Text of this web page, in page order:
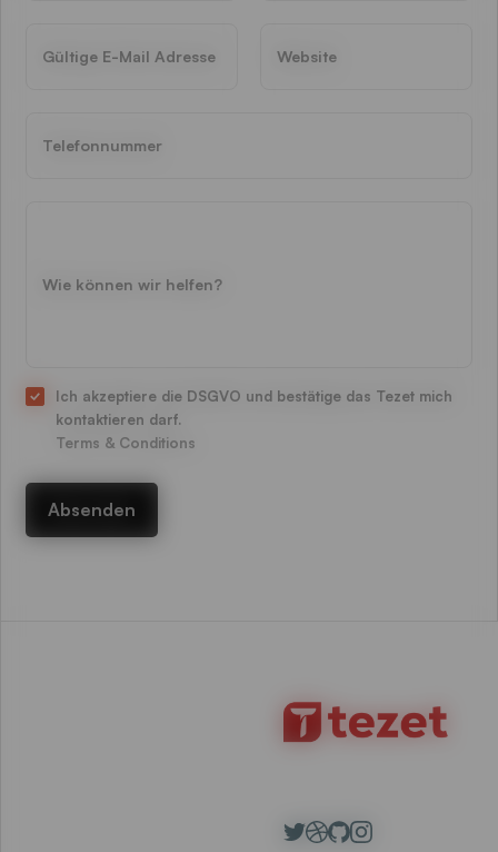
Ich akzeptiere die DSGVO und bestätige das Tezet mich
kontaktieren darf.
Terms & Conditions